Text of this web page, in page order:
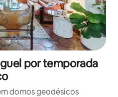
por temporada
domos geodésicos